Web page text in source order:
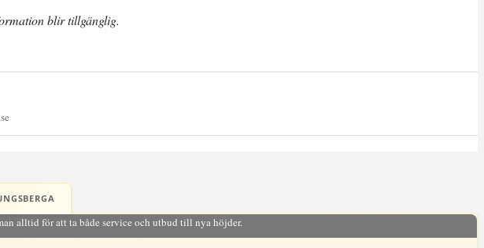
blir tillgänglig.
alltid för att ta både service och utbud till nya höjder.